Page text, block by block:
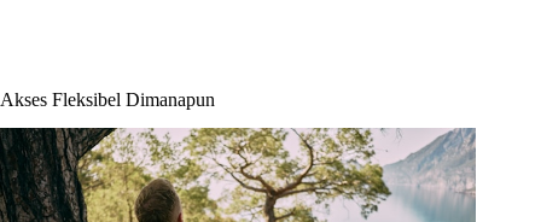
Akses Fleksibel Dimanapun